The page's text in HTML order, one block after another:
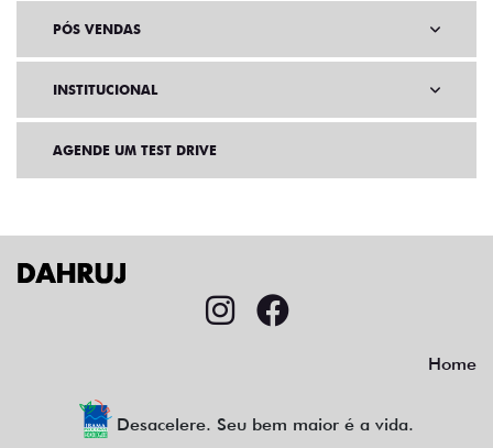
PÓS VENDAS
INSTITUCIONAL
AGENDE UM TEST DRIVE
Home
Desacelere. Seu bem maior é a vida.